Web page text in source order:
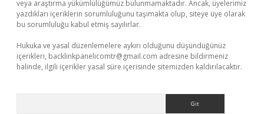
veya araştırma yükümlülüğümüz bulunmamaktadır. Ancak, üyelerimiz
yazdıkları içeriklerin sorumluluğunu taşımakta olup, siteye üye olarak
bu sorumluluğu kabul etmiş sayılırlar.
Hukuka ve yasal düzenlemelere aykırı olduğunu düşündüğünüz
içerikleri, backlinkpanelicomtr@gmail.com adresine bildirmeniz
halinde, ilgili içerikler yasal süre içerisinde sitemizden kaldırılacaktır.